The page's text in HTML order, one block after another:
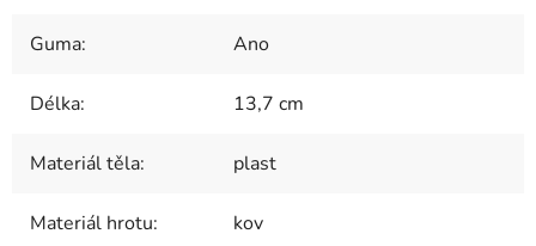
Guma: Ano
Délka: 13,7 cm
Materiál těla: plast
Materiál hrotu: kov